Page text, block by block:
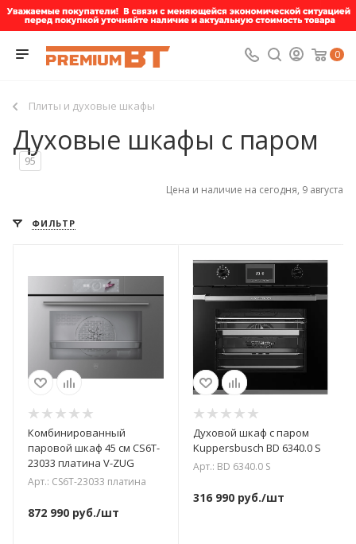
0
Плиты и духовые шкафы
Духовые шкафы с паром
95
Цена и наличие на сегодня, 9 августа
ФИЛЬТР
Комбинированный
паровой шкаф 45 см CS6T-
23033 платина V-ZUG
Арт.: CS6T-23033 платина
872 990 руб./шт
Духовой шкаф с паром
Kuppersbusch BD 6340.0 S
Арт.: BD 6340.0 S
316 990руб./шт